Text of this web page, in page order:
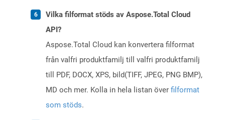
Vilka filformat stöds av Aspose.Total Cloud
API?
Aspose.Total Cloud kan konvertera filformat
från valfri produktfamilj till valfri produktfamilj
till PDF, DOCX, XPS, bild(TIFF, JPEG, PNG BMP),
MD och mer. Kolla in hela listan över filformat
som stöds.